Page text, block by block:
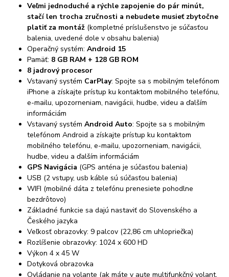
Veľmi jednoduché a rýchle zapojenie do pár minút,
stačí len trocha zručnosti a nebudete musieť zbytočne
platiť za montáž (kompletné príslušenstvo je súčasťou
balenia, uvedené dole v obsahu balenia)
Operačný systém:Android 15
Pamäť: 8 GB RAM + 128 GB ROM
8 jadrový procesor
Vstavaný systém CarPlay: Spojte sa s mobilným telefónom
iPhone a získajte prístup ku kontaktom mobilného telefónu,
e-mailu, upozorneniam, navigácii, hudbe, videu a ďalším
informáciám
Vstavaný systémAndroid Auto: Spojte sa s mobilným
telefónom Android a získajte prístup ku kontaktom
mobilného telefónu, e-mailu, upozorneniam, navigácii,
hudbe, videu a ďalším informáciám
GPS Navigácia (GPS anténa je súčasťou balenia)
USB (2 vstupy, usb káble sú súčasťou balenia)
WIFI (mobilné dáta z telefónu prenesiete pohodlne
bezdrôtovo)
Základné funkcie sa dajú nastaviť do Slovenského a
Českého jazyka
Veľkosť obrazovky: 9 palcov (22,86 cm uhlopriečka)
Rozlíšenie obrazovky: 1024 x 600 HD
Výkon 4 x 45 W
Dotyková obrazovka
Ovládanie na volante (ak máte v aute multifunkčný volant,